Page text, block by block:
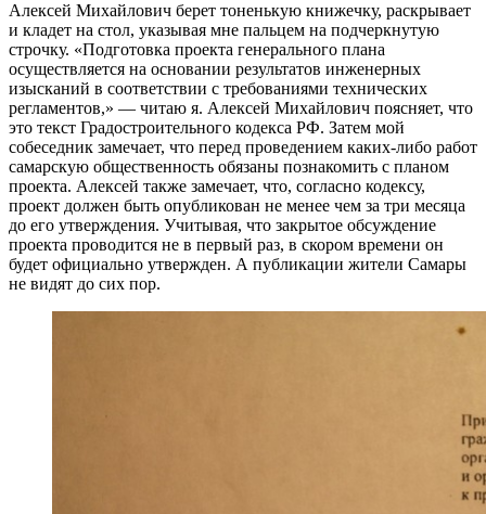
Алексей Михайлович берет тоненькую книжечку, раскрывает
и кладет на стол, указывая мне пальцем на подчеркнутую
строчку. «Подготовка проекта генерального плана
осуществляется на основании результатов инженерных
изысканий в соответствии с требованиями технических
регламентов,» — читаю я. Алексей Михайлович поясняет, что
это текст Градостроительного кодекса РФ. Затем мой
собеседник замечает, что перед проведением каких-либо работ
самарскую общественность обязаны познакомить с планом
проекта. Алексей также замечает, что, согласно кодексу,
проект должен быть опубликован не менее чем за три месяца
до его утверждения. Учитывая, что закрытое обсуждение
проекта проводится не в первый раз, в скором времени он
будет официально утвержден. А публикации жители Самары
не видят до сих пор.